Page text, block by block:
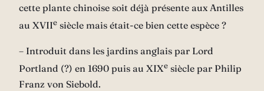
cette plante chinoise soit déjà présente aux Antilles
au XVIIe siècle mais était-ce bien cette espèce ?
– Introduit dans les jardins anglais par Lord
Portland (?) en 1690 puis au XIXe siècle par Philip
Franz von Siebold.